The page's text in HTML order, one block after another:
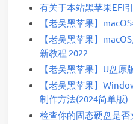
有关于本站黑苹果EFI
【老吴黑苹果】
【老吴黑苹果】
新教程 2022
【老吴黑苹果】U盘
【老吴黑苹果】
制作方法(2024简单版)
检查你的固态硬盘是